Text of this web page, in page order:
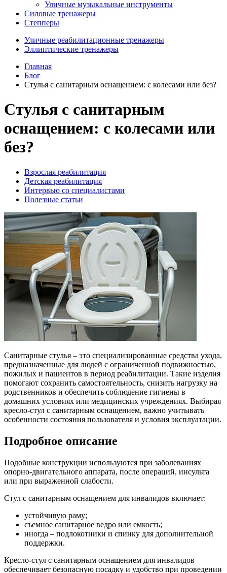
Уличные музыкальные инструменты
Силовые тренажеры
Степперы
Уличные реабилитационные тренажеры
Эллиптические тренажеры
Главная
Блог
Стулья с санитарным оснащением: с колесами или без?
Стулья с санитарным
оснащением: с колесами или
без?
Взрослая реабилитация
Детская реабилитация
Интервью со специалистами
Полезные статьи
Санитарные стулья – это специализированные средства ухода,
предназначенные для людей с ограниченной подвижностью,
пожилых и пациентов в период реабилитации. Такие изделия
помогают сохранить самостоятельность, снизить нагрузку на
родственников и обеспечить соблюдение гигиены в
домашних условиях или медицинских учреждениях. Выбирая
кресло-стул с санитарным оснащением, важно учитывать
особенности состояния пользователя и условия эксплуатации.
Подробное описание
Подобные конструкции используются при заболеваниях
опорно-двигательного аппарата, после операций, инсульта
или при выраженной слабости.
Стул с санитарным оснащением для инвалидов включает:
устойчивую раму;
съемное санитарное ведро или емкость;
иногда – подлокотники и спинку для дополнительной
поддержки.
Кресло-стул с санитарным оснащением для инвалидов
обеспечивает безопасную посадку и удобство при проведении